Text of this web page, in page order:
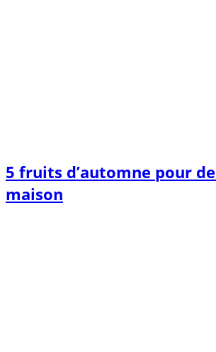
5 fruits d’automne pour
maison